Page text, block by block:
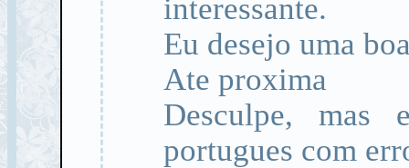
interessante.
Eu desejo uma
Ate proxima
Desculpe,
portugues com